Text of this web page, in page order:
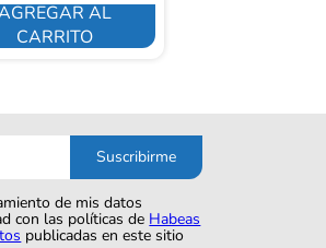
AL
CARRITO
Suscribirme
de mis datos
con las políticas de Habeas
publicadas en este sitio